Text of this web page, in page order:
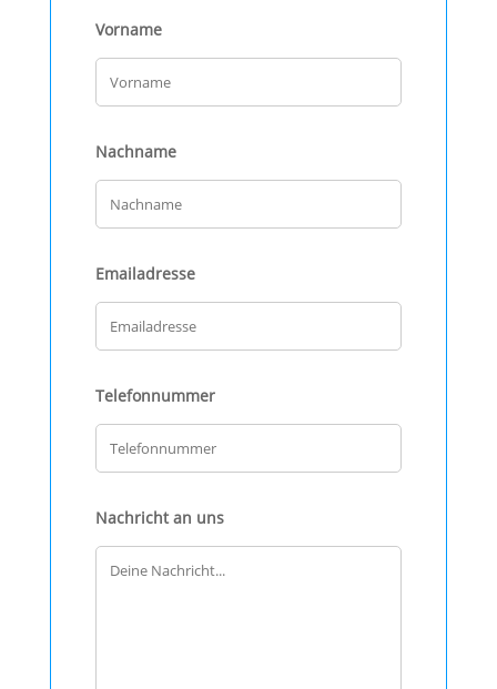
Vorname
Nachname
Emailadresse
Telefonnummer
Nachricht an uns